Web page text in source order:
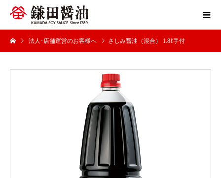
法人･店舗運営のお客様へ さしみ醤油（混合） 1.8ℓ手付